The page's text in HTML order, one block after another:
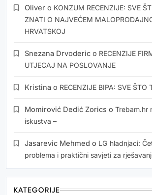
Oliver o KONZUM RECENZIJE: SVE
ZNATI O NAJVEĆEM
HRVATSKOJ
Snezana Drvoderic o RECENZIJE
UTJECAJ NA POSLOVANJE
Kristina o RECENZIJE BIPA: SVE ŠTO
Momirović Dedić Zorics o Trebam.hr
iskustva –
Jasarevic Mehmed o LG hladnjaci:
problema i praktični savjeti za
KATEGORIJE